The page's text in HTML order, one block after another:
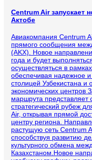
Centrum Air запускает
Актобе
Авиакомпания Centrum
прямого сообщения
(AKX). Новое
года и будет
осуществляться в
обеспечивая надежное
столицей Узбекистана и
экономических центров
маршрута представляет
стратегический рубеж
Air, открывая прямой
центру региона.
растущую сеть Centrum
способствуя развитию
культурного обмена
Казахстаном.Новое